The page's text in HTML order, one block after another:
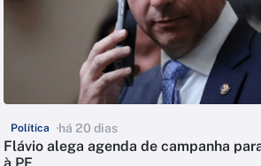
Política há 20 dias
Flávio alega agenda de campanha